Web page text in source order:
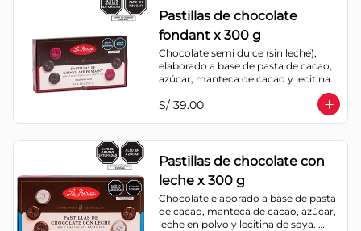
Pastillas de chocolate
fondant x 300 g
Chocolate semi dulce (sin leche),
elaborado a base de pasta de cacao,
azúcar, manteca de cacao y lecitina
de soya. Porcentaje de Cacao: 52%
S/ 39.00
Pastillas de chocolate con
leche x 300 g
Chocolate elaborado a base de pasta
de cacao, manteca de cacao, azúcar,
leche en polvo y lecitina de soya.